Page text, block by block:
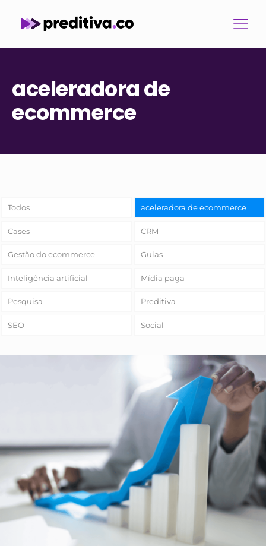
aceleradora de
ecommerce
Todos aceleradora de ecommerce
Cases CRM
Gestão do ecommerce Guias
Inteligência artificial Mídia paga
Pesquisa Preditiva
SEO Social